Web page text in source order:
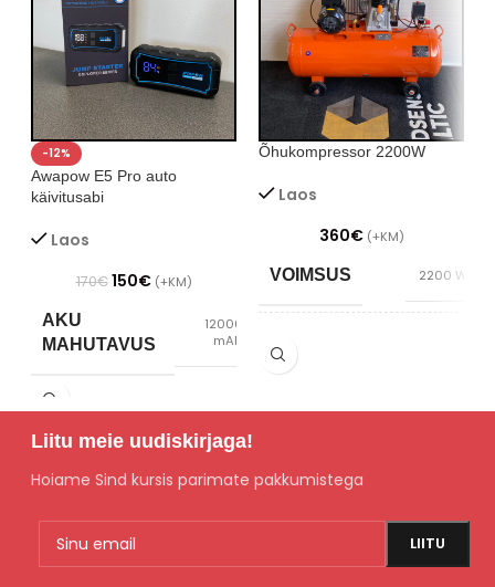
-12%
Awapow E5 Pro auto
käivitusabi
Laos
170€ 150€ (+KM)
AKU
MAHUTAVUS
12000
mAh
PINGE 12V
KAIVITUSVOOL 2000A
Õhukompressor 2200W
Laos
360€ (+KM)
VOIMSUS 2200 W
MAHT
KAAL
PINGEVAHEMIK
Liitu meie uudiskirjaga!
Hoiame Sind kursis parimate pakkumistega